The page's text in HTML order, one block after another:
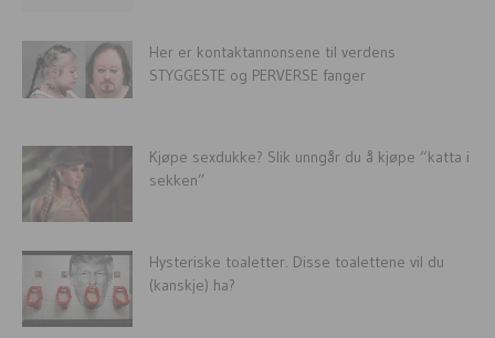
Her er kontaktannonsene til verdens
STYGGESTE og PERVERSE fanger
Kjøpe sexdukke? Slik unngår du å kjøpe “katta i
sekken”
Hysteriske toaletter. Disse toalettene vil du
(kanskje) ha?